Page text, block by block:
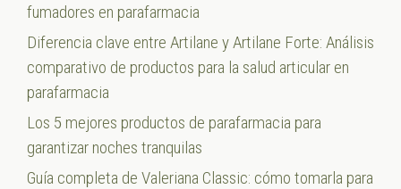
fumadores en parafarmacia
Diferencia clave entre Artilane y Artilane Forte: Análisis
comparativo de productos para la salud articular en
parafarmacia
Los 5 mejores productos de parafarmacia para
garantizar noches tranquilas
Guía completa de Valeriana Classic: cómo tomarla para